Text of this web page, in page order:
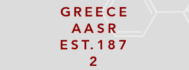
GREECE
AASR
EST.187
2